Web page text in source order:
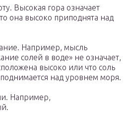
Высокая гора означает
она высоко приподнята над
Например, мысль
солей в воде» не означает,
высоко или что соль
над уровнем моря.
Например,